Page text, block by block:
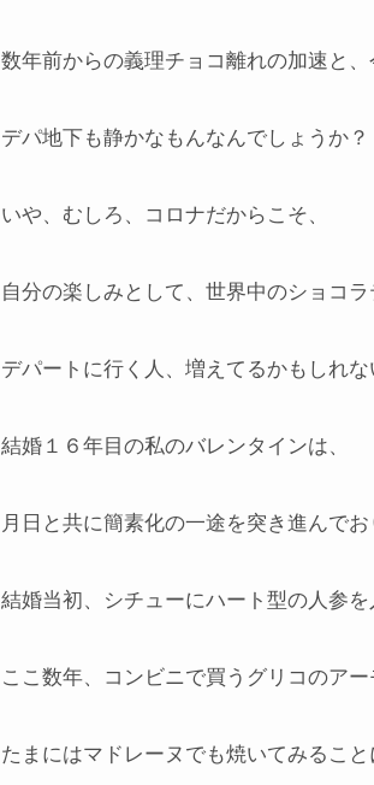
数年前からの義理チョコ離れの加速と
デパ地下も静かなもんなんでしょうか？
いや、むしろ、コロナだからこそ、
自分の楽しみとして、世界中のショコ
デパートに行く人、増えてるかもしれ
結婚１６年目の私のバレンタインは、
月日と共に簡素化の一途を突き進んで
結婚当初、シチューにハート型の人参
ここ数年、コンビニで買うグリコのア
たまにはマドレーヌでも焼いてみるこ